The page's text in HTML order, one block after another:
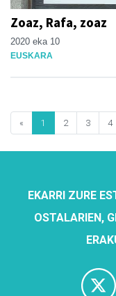
Zoaz, Rafa, zoaz
2020 eka 10
EUSKARA
« 1 2 3 4
EKARRI ZURE
OSTALARIEN,